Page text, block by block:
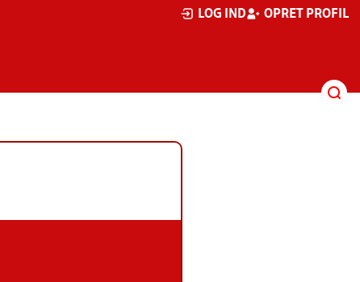
LOG IND OPRET PROFIL